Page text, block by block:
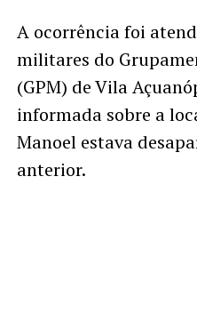
A ocorrência foi
militares do
(GPM) de Vila
informada sobre a
Manoel estava
anterior.